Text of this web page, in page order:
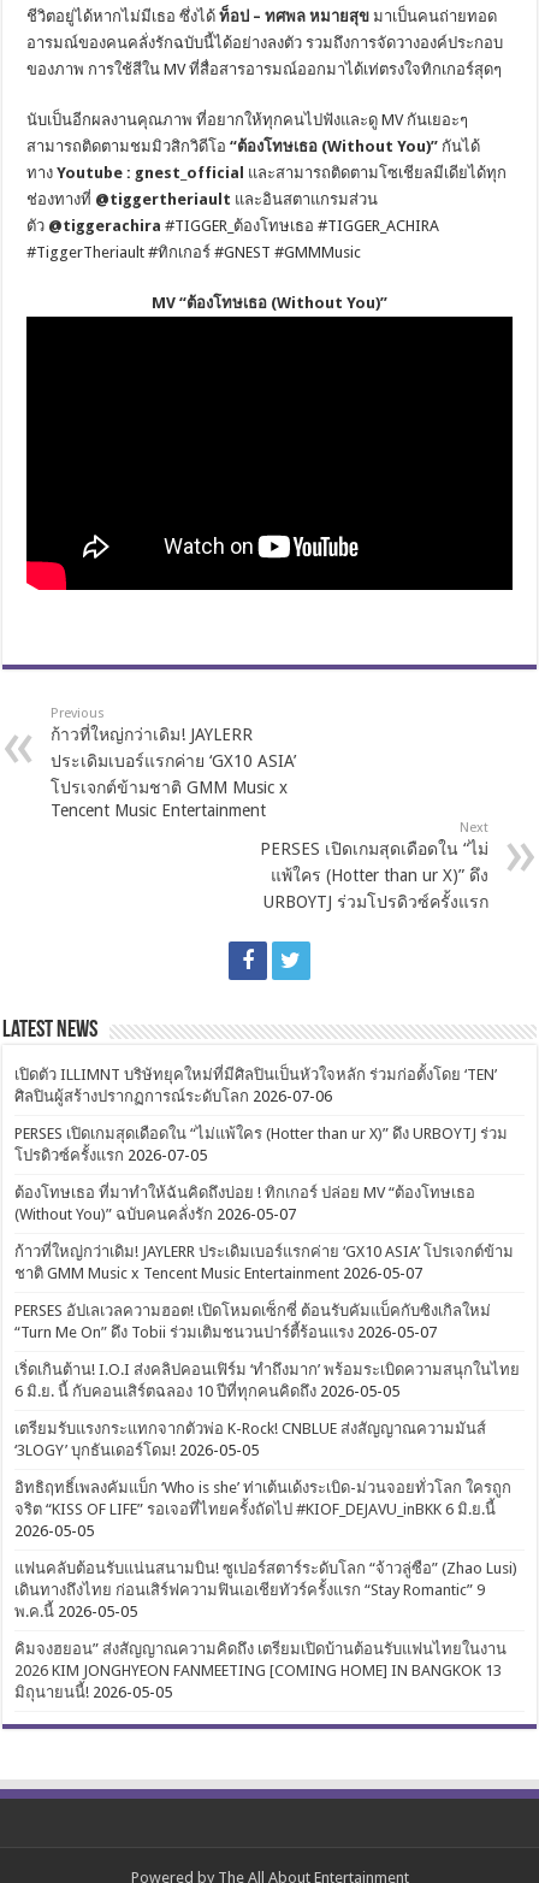
ชีวิตอยู่ได้หากไม่มีเธอ ซึ่งได้ท็อป –ทศพล หมายสุข มาเป็นคนถ่ายทอด
อารมณ์ของคนคลั่งรักฉบับนี้ได้อย่างลงตัว รวมถึงการจัดวางองค์ประกอบ
ของภาพ การใช้สีใน MV ที่สื่อสารอารมณ์ออกมาได้เท่ตรงใจทิกเกอร์สุดๆ
นับเป็นอีกผลงานคุณภาพ ที่อยากให้ทุกคนไปฟังและดู MV กันเยอะๆ
สามารถติดตามชมมิวสิกวิดีโอ“ต้องโทษเธอ (Without You)” กันได้
ทางYoutube : gnest_official และสามารถติดตามโซเชียลมีเดียได้ทุก
ช่องทางที่ @tiggertheriault และอินสตาแกรมส่วน
ตัว @tiggerachira #TIGGER_ต้องโทษเธอ #TIGGER_ACHIRA
#TiggerTheriault #ทิกเกอร์ #GNEST #GMMMusic
MV “ต้องโทษเธอ (Without You)”
Previous
ก้าวที่ใหญ่กว่าเดิม! JAYLERR
ประเดิมเบอร์แรกค่าย ‘GX10 ASIA’
โปรเจกต์ข้ามชาติ GMM Music x
Tencent Music Entertainment
Next
PERSES เปิดเกมสุดเดือดใน “ไม่
แพ้ใคร (Hotter than ur X)” ดึง
URBOYTJ ร่วมโปรดิวซ์ครั้งแรก
Latest News
เปิดตัว ILLIMNT บริษัทยุคใหม่ที่มีศิลปินเป็นหัวใจหลัก ร่วมก่อตั้งโดย ‘TEN’
ศิลปินผู้สร้างปรากฏการณ์ระดับโลก 2026-07-06
PERSES เปิดเกมสุดเดือดใน “ไม่แพ้ใคร (Hotter than ur X)” ดึง URBOYTJ ร่วม
โปรดิวซ์ครั้งแรก 2026-07-05
ต้องโทษเธอ ที่มาทำให้ฉันคิดถึงบ่อย ! ทิกเกอร์ ปล่อย MV “ต้องโทษเธอ
(Without You)” ฉบับคนคลั่งรัก 2026-05-07
ก้าวที่ใหญ่กว่าเดิม! JAYLERR ประเดิมเบอร์แรกค่าย ‘GX10 ASIA’ โปรเจกต์ข้าม
ชาติ GMM Music x Tencent Music Entertainment 2026-05-07
PERSES อัปเลเวลความฮอต! เปิดโหมดเซ็กซี่ ต้อนรับคัมแบ็คกับซิงเกิลใหม่
“Turn Me On” ดึง Tobii ร่วมเติมชนวนปาร์ตี้ร้อนแรง 2026-05-07
เริ่ดเกินต้าน! I.O.I ส่งคลิปคอนเฟิร์ม ‘ทำถึงมาก’ พร้อมระเบิดความสนุกในไทย
6 มิ.ย. นี้ กับคอนเสิร์ตฉลอง 10 ปีที่ทุกคนคิดถึง 2026-05-05
เตรียมรับแรงกระแทกจากตัวพ่อ K-Rock! CNBLUE ส่งสัญญาณความมันส์
‘3LOGY’ บุกธันเดอร์โดม! 2026-05-05
อิทธิฤทธิ์เพลงคัมแบ็ก ‘Who is she’ ท่าเต้นเด้งระเบิด-ม่วนจอยทั่วโลก ใครถูก
จริต “KISS OF LIFE” รอเจอที่ไทยครั้งถัดไป #KIOF_DEJAVU_inBKK 6 มิ.ย.นี้
2026-05-05
แฟนคลับต้อนรับแน่นสนามบิน! ซูเปอร์สตาร์ระดับโลก “จ้าวลู่ซือ” (Zhao Lusi)
เดินทางถึงไทย ก่อนเสิร์ฟความฟินเอเชียทัวร์ครั้งแรก “Stay Romantic” 9
พ.ค.นี้ 2026-05-05
คิมจงฮยอน” ส่งสัญญาณความคิดถึง เตรียมเปิดบ้านต้อนรับแฟนไทยในงาน
2026 KIM JONGHYEON FANMEETING [COMING HOME] IN BANGKOK 13
มิถุนายนนี้! 2026-05-05
Powered by The All About Entertainment